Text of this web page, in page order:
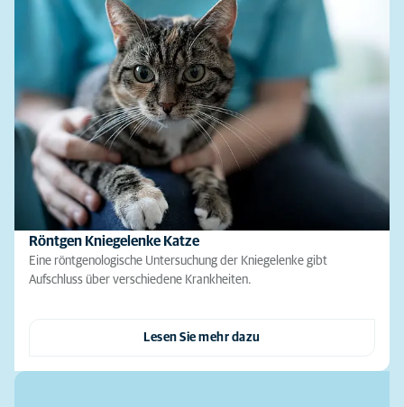
Röntgen Kniegelenke Katze
Eine röntgenologische Untersuchung der Kniegelenke gibt
Aufschluss über verschiedene Krankheiten.
Lesen Sie mehr dazu